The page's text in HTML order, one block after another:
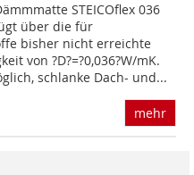
STEICOflex 036
über die für
bisher nicht erreichte
von ?D?=?0,036?W/mK.
schlanke Dach- und...
mehr